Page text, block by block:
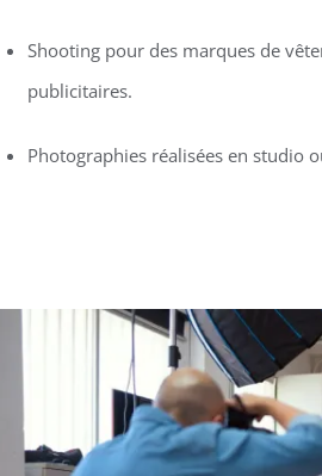
Shooting pour des marques de
publicitaires.
Photographies réalisées en studio